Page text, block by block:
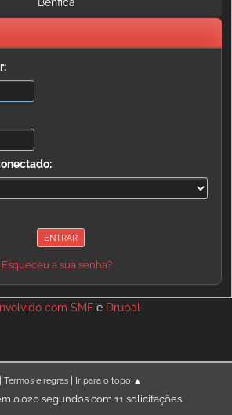
Esqueceu a sua senha?
com SMFe Drupal
Termos e regras| Ir para o topo ▲
0.020 segundos com 11 solicitações.